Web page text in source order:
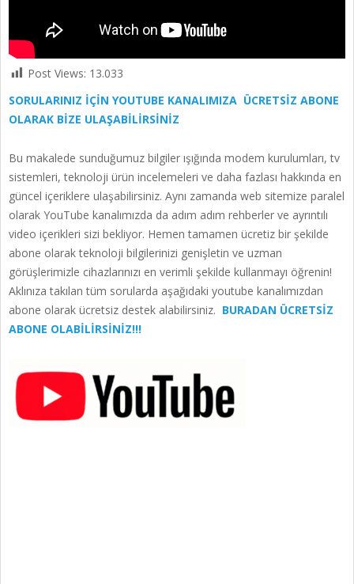
Post Views: 13.033
SORULARINIZ İÇİN YOUTUBE KANALIMIZA ÜCRETSİZ ABONE
OLARAK BİZE ULAŞABİLİRSİNİZ
Bu makalede sunduğumuz bilgiler ışığında modem kurulumları, tv
sistemleri, teknoloji ürün incelemeleri ve daha fazlası hakkında en
güncel içeriklere ulaşabilirsiniz. Aynı zamanda web sitemize paralel
olarak YouTube kanalımızda da adım adım rehberler ve ayrıntılı
video içerikleri sizi bekliyor. Hemen tamamen ücretiz bir şekilde
abone olarak teknoloji bilgilerinizi genişletin ve uzman
görüşlerimizle cihazlarınızı en verimli şekilde kullanmayı öğrenin!
Aklınıza takılan tüm sorularda aşağıdaki youtube kanalımızdan
abone olarak ücretsiz destek alabilirsiniz. BURADAN ÜCRETSİZ
ABONE OLABİLİRSİNİZ!!!